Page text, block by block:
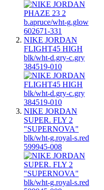
NIKE JORDAN
FLIGHT45 HIGH
blk/wht-d.gry-c.gry
384519-010
NIKE JORDAN
SUPER. FLY 2
"SUPERNOVA"
blk/wht-g.royal-s.red
599945-008